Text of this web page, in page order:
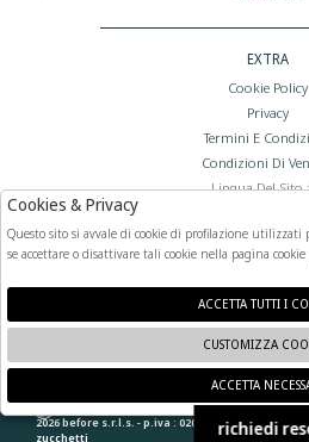
EXTRA
Cookie Policy
Privacy
Termini E
Condizioni Di
Lingua Del Sito
FOLLOW US
2026 before s.r.l.s. - p.iva : 02066400892 powered
zucchetti
🍪
richiedi
Cookies & Privacy
Questo sito si avvale di cookie di profilazione utilizzati
se accettare o disattivare tali cookie nella pagina cookie
ACCETTA TUTTI I
CUSTOMIZZA
ACCETTA